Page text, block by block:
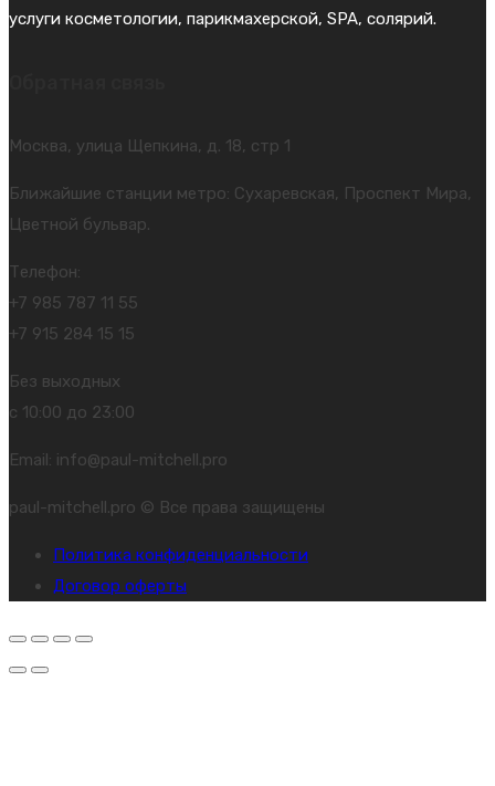
услуги косметологии, парикмахерской, SPA, солярий.
Москва, улица Щепкина, д. 18, стр 1
Ближайшие станции метро: Сухаревская, Проспект Мира,
Цветной бульвар.
Телефон:
+7 985 787 11 55
+7 915 284 15 15
Без выходных
с 10:00 до 23:00
Email: info@paul-mitchell.pro
paul-mitchell.pro © Все права защищены
Политика конфиденциальности
Договор оферты